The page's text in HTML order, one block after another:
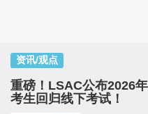
资讯/观点
重磅！LSAC公布2026
考生回归线下考试！